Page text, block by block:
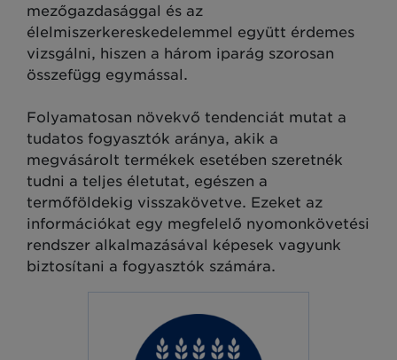
mezőgazdasággal és az
élelmiszerkereskedelemmel együtt érdemes
vizsgálni, hiszen a három iparág szorosan
összefügg egymással.
Folyamatosan növekvő tendenciát mutat a
tudatos fogyasztók aránya, akik a
megvásárolt termékek esetében szeretnék
tudni a teljes életutat, egészen a
termőföldekig visszakövetve. Ezeket az
információkat egy megfelelő nyomonkövetési
rendszer alkalmazásával képesek vagyunk
biztosítani a fogyasztók számára.